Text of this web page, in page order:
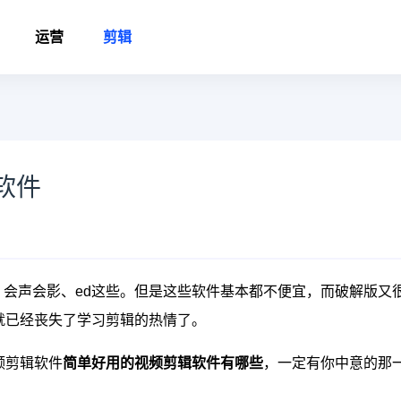
运营 剪辑
件
声会影、ed这些。但是这些软件基本都不便宜，而破解版又
经丧失了学习剪辑的热情了。
剪辑软件简单好用的视频剪辑软件有哪些，一定有你中意的那